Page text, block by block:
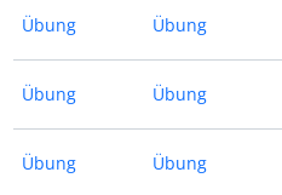
Übung Übung
Übung Übung
Übung Übung